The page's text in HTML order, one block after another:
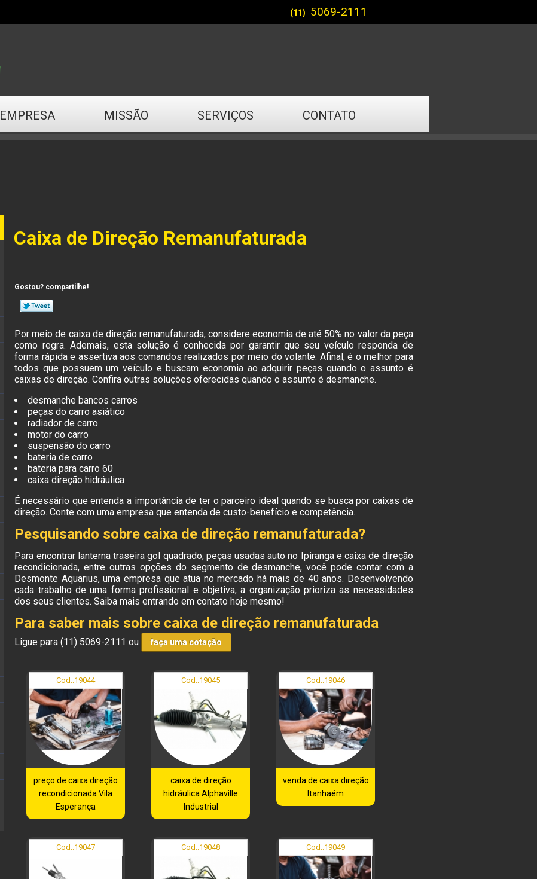
EMPRESA MISSÃO SERVIÇOS CONTATO
(11) 5069-2111
Caixa de Direção Remanufaturada
Gostou? compartilhe!
Por meio de caixa de direção remanufaturada, considere economia de até 50% no valor da peça
como regra. Ademais, esta solução é conhecida por garantir que seu veículo responda de
forma rápida e assertiva aos comandos realizados por meio do volante. Afinal, é o melhor para
todos que possuem um veículo e buscam economia ao adquirir peças quando o assunto é
caixas de direção. Confira outras soluções oferecidas quando o assunto é desmanche.
desmanche bancos carros
peças do carro asiático
radiador de carro
motor do carro
suspensão do carro
bateria de carro
bateria para carro 60
caixa direção hidráulica
É necessário que entenda a importância de ter o parceiro ideal quando se busca por caixas de
direção. Conte com uma empresa que entenda de custo-benefício e competência.
Pesquisando sobre caixa de direção remanufaturada?
Para encontrar lanterna traseira gol quadrado, peças usadas auto no Ipiranga e caixa de direção
recondicionada, entre outras opções do segmento de desmanche, você pode contar com a
Desmonte Aquarius, uma empresa que atua no mercado há mais de 40 anos. Desenvolvendo
cada trabalho de uma forma profissional e objetiva, a organização prioriza as necessidades
dos seus clientes. Saiba mais entrando em contato hoje mesmo!
Para saber mais sobre caixa de direção remanufaturada
Ligue para(11) 5069-2111 ou faça uma cotação
Cod.:19044
preço de caixa direção
recondicionada Vila
Esperança
Cod.:19045
caixa de direção
hidráulica Alphaville
Industrial
Cod.:19046
venda de caixa direção
Itanhaém
Cod.:19047 Cod.:19048 Cod.:19049